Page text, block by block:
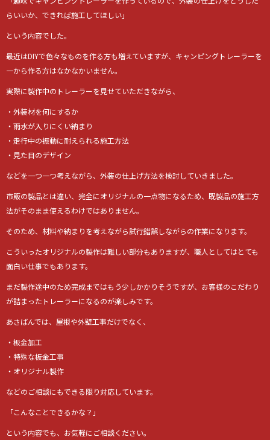
らいいか、できれば施工してほしい」
という内容でした。
最近はDIYで色々なものを作る方も増えていますが、キャンピングトレーラーを
一から作る方はなかなかいません。
実際に製作中のトレーラーを見せていただきながら、
・外装材を何にするか
・雨水が入りにくい納まり
・走行中の振動に耐えられる施工方法
・見た目のデザイン
などを一つ一つ考えながら、外装の仕上げ方法を検討していきました。
市販の製品とは違い、完全にオリジナルの一点物になるため、既製品の施工方
法がそのまま使えるわけではありません。
そのため、材料や納まりを考えながら試行錯誤しながらの作業になります。
こういったオリジナルの製作は難しい部分もありますが、職人としてはとても
面白い仕事でもあります。
まだ製作途中のため完成まではもう少しかかりそうですが、お客様のこだわり
が詰まったトレーラーになるのが楽しみです。
あさばんでは、屋根や外壁工事だけでなく、
・板金加工
・特殊な板金工事
・オリジナル製作
などのご相談にもできる限り対応しています。
「こんなことできるかな？」
という内容でも、お気軽にご相談ください。